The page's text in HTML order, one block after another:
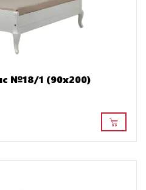
№18/1 (90х200)